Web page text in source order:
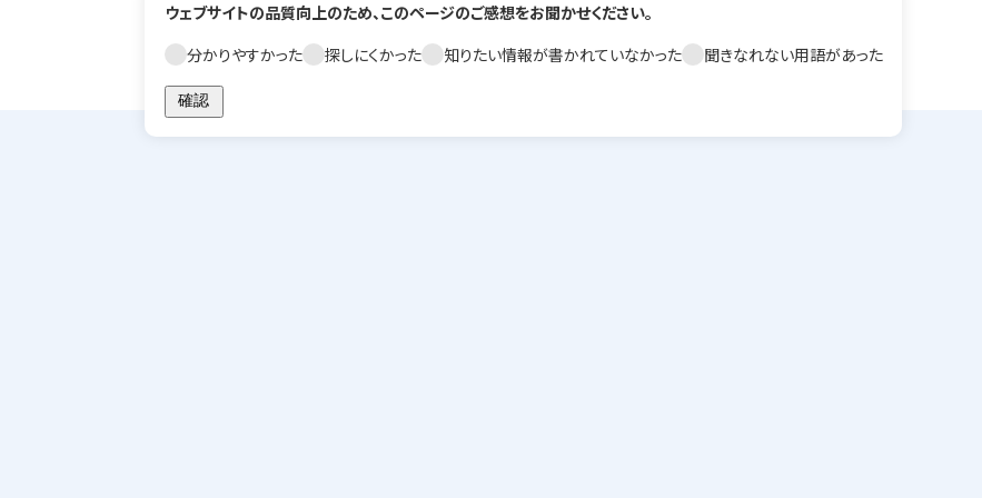
ウェブサイトの品質向上のため、このページのご感想をお聞かせください。
分かりやすかった
探しにくかった 知りたい情報が書かれていなかった 聞きなれない用語があった